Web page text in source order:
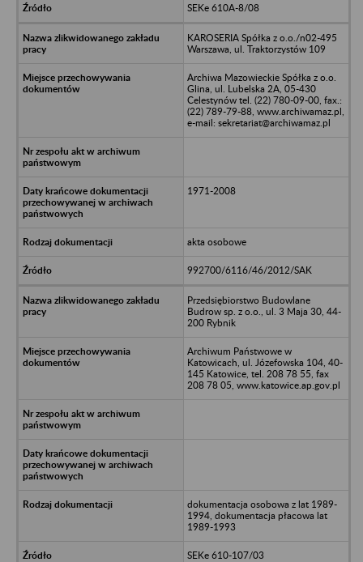
SEKe 610A-8/08
KAROSERIA Spółka z o.o./n02-495
Warszawa, ul. Traktorzystów 109
Archiwa Mazowieckie Spółka z o.o.
Glina, ul. Lubelska 2A, 05-430
Celestynów tel. (22) 780-09-00, fax.:
(22) 789-79-88, www.archiwamaz.pl,
e-mail: sekretariat@archiwamaz.pl
1971-2008
akta osobowe
992700/6116/46/2012/SAK
Przedsiębiorstwo Budowlane
Budrow sp. z o.o., ul. 3 Maja 30, 44-
200 Rybnik
Archiwum Państwowe w
Katowicach, ul. Józefowska 104, 40-
145 Katowice, tel. 208 78 55, fax
208 78 05, www.katowice.ap.gov.pl
dokumentacja osobowa z lat 1989-
1994, dokumentacja płacowa lat
1989-1993
SEKe 610-107/03